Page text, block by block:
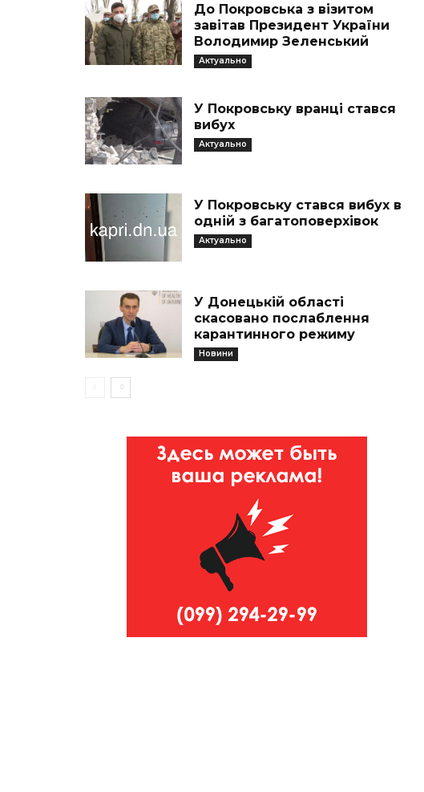
До Покровська з візитом
завітав Президент України
Володимир Зеленський
Актуально
У Покровську вранці стався
вибух
Актуально
У Покровську стався вибух в
одній з багатоповерхівок
Актуально
У Донецькій області
скасовано послаблення
карантинного режиму
Новини